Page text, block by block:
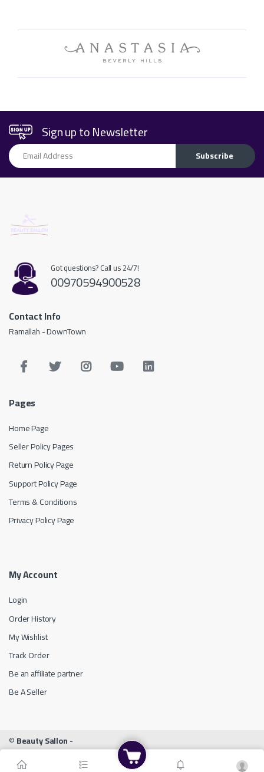
Sign up to Newsletter
Email Address Subscribe
Got questions? Call us 24/7!
00970594900528
Contact Info
Ramallah - DownTown
Pages
Home Page
Seller Policy Pages
Return Policy Page
Support Policy Page
Terms & Conditions
Privacy Policy Page
My Account
Login
Order History
My Wishlist
Track Order
Be an affiliate partner
Be A Seller
©Beauty Sallon-